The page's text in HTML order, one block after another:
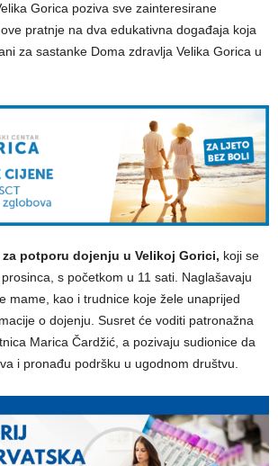
Gorica poziva sve zainteresirane
pratnje na dva edukativna događaja koja
za sastanke Doma zdravlja Velika Gorica u
za potporu dojenju u Velikoj Gorici, koji se
s početkom u 11 sati. Naglašavaju
mame, kao i trudnice koje žele unaprijed
o dojenju. Susret će voditi patronažna
Marica Čardžić, a pozivaju sudionice da
i pronađu podršku u ugodnom društvu.